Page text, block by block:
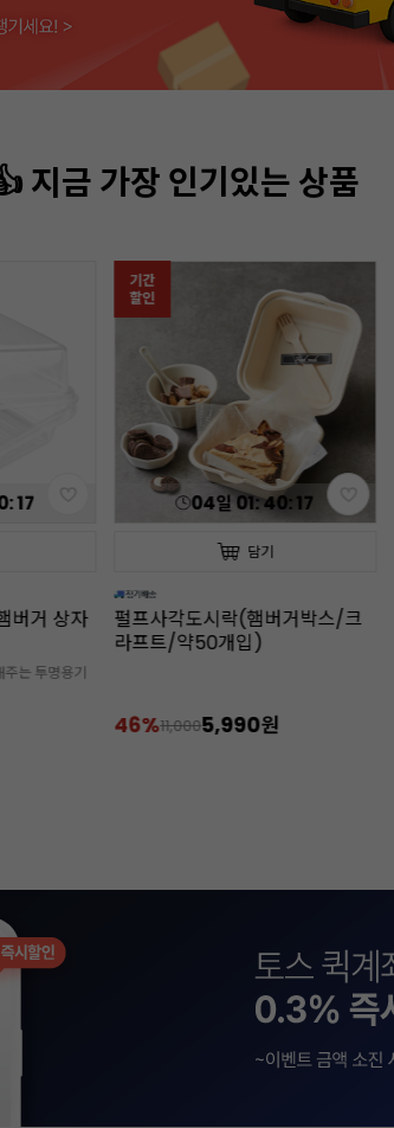
지금 가장 인기있는 상품
:15
버거 상자
는 투명용기
기간
할인
04일01:40:15
담기
펄프사각도시락(햄버거박스/크
라프트/약50개입)
46%11,0005,990원